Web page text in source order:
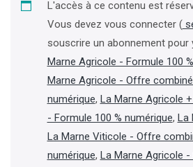
L'accès à ce contenu est
Vous devez vous connecter (
souscrire un abonnement pour
Marne Agricole - Formule 100
Marne Agricole - Offre
numérique, La Marne Agricole
- Formule 100 % numérique, La
La Marne Viticole - Offre
numérique, La Marne Agricole